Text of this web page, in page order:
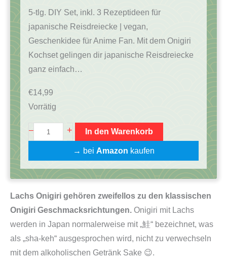
5-tlg. DIY Set, inkl. 3 Rezeptideen für
japanische Reisdreiecke | vegan,
Geschenkidee für Anime Fan. Mit dem Onigiri
Kochset gelingen dir japanische Reisdreiecke
ganz einfach…
€14,99
Vorrätig
–
O
n
g
r
i
K
o
c
+ In den Warenkorb
→ bei Amazon kaufen
Lachs Onigiri gehören zweifellos zu den klassischen
Onigiri Geschmacksrichtungen. Onigiri mit Lachs
werden in Japan normalerweise mit „鮭“ bezeichnet, was
als „sha-keh“ ausgesprochen wird, nicht zu verwechseln
mit dem alkoholischen Getränk Sake 😉.